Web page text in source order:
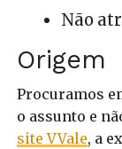
Não
Origem
Procuramos
o assunto e
site VVale, a